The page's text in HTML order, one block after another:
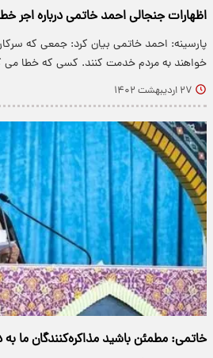
اظهارات جنجالی احمد خاتمی درباره اجر
پارسینه: احمد خاتمی بیان کرد: جمعی که
خواهند به مردم خدمت کنند. کسی که خطا
۲۷ اردیبهشت ۱۴۰۲
خاتمی: مطمئن باشید مذاکره‌کنندگان ما